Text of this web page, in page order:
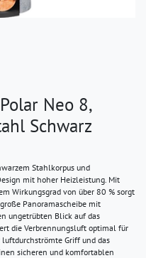
Neo 8,
Schwarz
Stahlkorpus und
mit hoher Heizleistung. Mit
Wirkungsgrad von über 80 % sorgt
Panoramascheibe mit
ungetrübten Blick auf das
die Verbrennungsluft optimal für
Griff und das
sicheren und komfortablen